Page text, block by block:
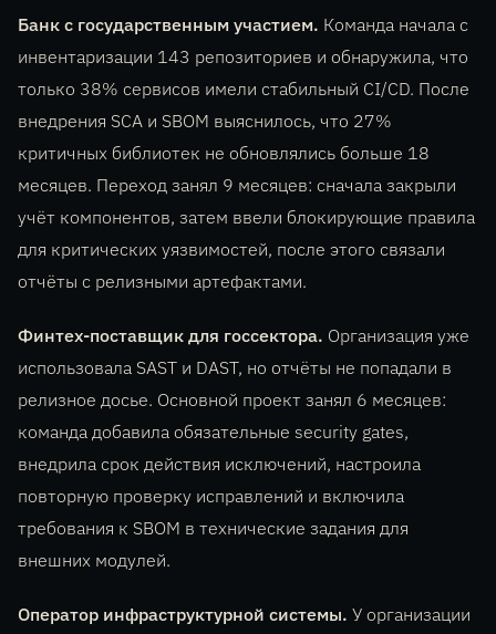
Банк с государственным участием. Команда начала с
инвентаризации 143 репозиториев и обнаружила, что
только 38% сервисов имели стабильный CI/CD. После
внедрения SCA и SBOM выяснилось, что 27%
критичных библиотек не обновлялись больше 18
месяцев. Переход занял 9 месяцев: сначала закрыли
учёт компонентов, затем ввели блокирующие правила
для критических уязвимостей, после этого связали
отчёты с релизными артефактами.
Финтех-поставщик для госсектора. Организация уже
использовала SAST и DAST, но отчёты не попадали в
релизное досье. Основной проект занял 6 месяцев:
команда добавила обязательные security gates,
внедрила срок действия исключений, настроила
повторную проверку исправлений и включила
требования к SBOM в технические задания для
внешних модулей.
Оператор инфраструктурной системы. У организации